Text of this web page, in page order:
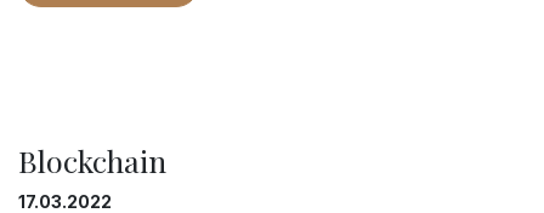
Blockchain
17.03.2022